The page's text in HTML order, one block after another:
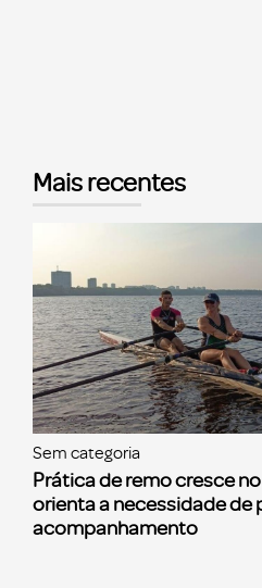
Mais recentes
Sem categoria
Prática de remo cresce
orienta a necessidade de
acompanhamento